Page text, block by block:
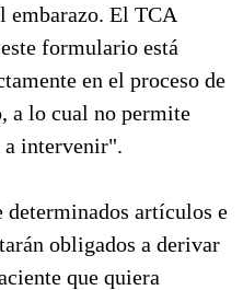
embarazo. El TCA
formulario está
en el proceso de
a lo cual no permite
a intervenir".
artículos e
obligados a derivar
que quiera